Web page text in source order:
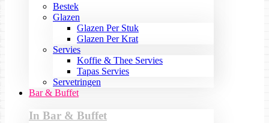
Bestek
Glazen
Glazen Per Stuk
Glazen Per Krat
Servies
Koffie & Thee Servies
Tapas Servies
Servetringen
Bar & Buffet
In Bar & Buffet